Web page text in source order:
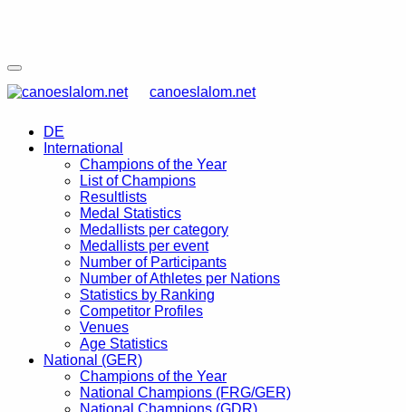
canoeslalom.net
DE
International
Champions of the Year
List of Champions
Resultlists
Medal Statistics
Medallists per category
Medallists per event
Number of Participants
Number of Athletes per Nations
Statistics by Ranking
Competitor Profiles
Venues
Age Statistics
National (GER)
Champions of the Year
National Champions (FRG/GER)
National Champions (GDR)